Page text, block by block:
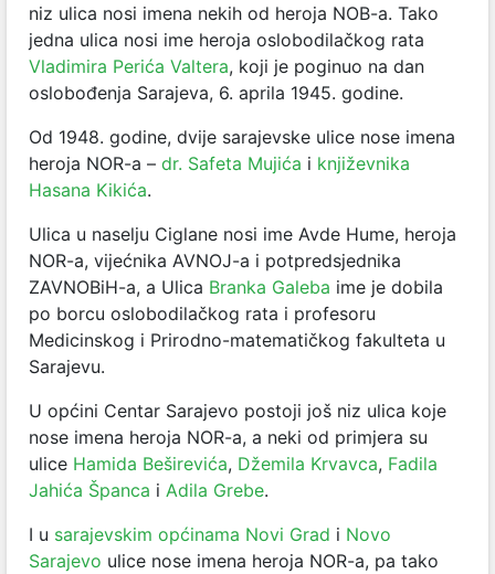
niz ulica nosi imena nekih od heroja NOB-a. Tako
jedna ulica nosi ime heroja oslobodilačkog rata
Vladimira Perića Valtera, koji je poginuo na dan
oslobođenja Sarajeva, 6. aprila 1945. godine.
Od 1948. godine, dvije sarajevske ulice nose imena
heroja NOR-a – dr. Safeta Mujića i književnika
Hasana Kikića.
Ulica u naselju Ciglane nosi ime Avde Hume, heroja
NOR-a, vijećnika AVNOJ-a i potpredsjednika
ZAVNOBiH-a, a Ulica Branka Galeba ime je dobila
po borcu oslobodilačkog rata i profesoru
Medicinskog i Prirodno-matematičkog fakulteta u
Sarajevu.
U općini Centar Sarajevo postoji još niz ulica koje
nose imena heroja NOR-a, a neki od primjera su
ulice Hamida Beširevića, Džemila Krvavca, Fadila
Jahića Španca i Adila Grebe.
I u sarajevskim općinama Novi Grad i Novo
Sarajevo ulice nose imena heroja NOR-a, pa tako